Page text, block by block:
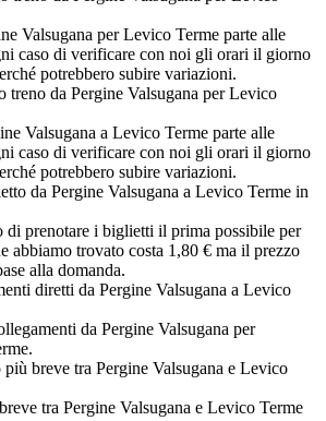
Valsugana per Levico Terme parte alle
caso di verificare con noi gli orari il giorno
potrebbero subire variazioni.
treno da Pergine Valsugana per Levico
Valsugana a Levico Terme parte alle
caso di verificare con noi gli orari il giorno
potrebbero subire variazioni.
da Pergine Valsugana a Levico Terme in
di prenotare i biglietti il prima possibile per
abbiamo trovato costa 1,80 € ma il prezzo
alla domanda.
diretti da Pergine Valsugana a Levico
da Pergine Valsugana per
breve tra Pergine Valsugana e Levico
tra Pergine Valsugana e Levico Terme